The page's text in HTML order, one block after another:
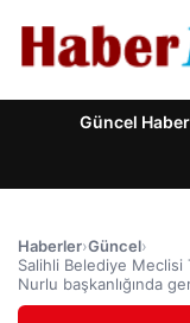
Güncel
Haberler›Güncel›
Salihli Belediye Meclisi
Nurlu başkanlığında